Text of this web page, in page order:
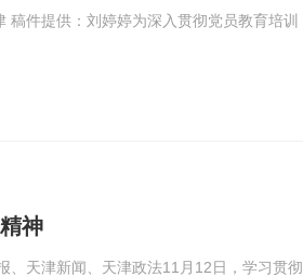
稿件提供：刘婷婷为深入贯彻党员教育培训
神
、天津新闻、天津政法11月12日，学习贯彻